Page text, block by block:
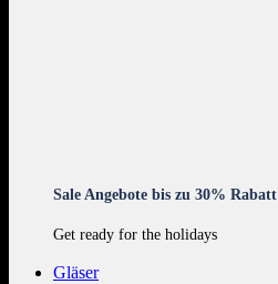
Sale Angebote bis zu 30% Rabatt
Get ready for the holidays
Gläser